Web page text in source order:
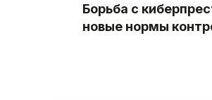
Борьба с
новые нормы